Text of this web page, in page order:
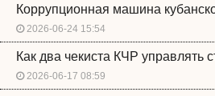
Коррупционная машина
2026-06-24 15:54
Как два чекиста КЧР управлять
2026-06-17 08:59